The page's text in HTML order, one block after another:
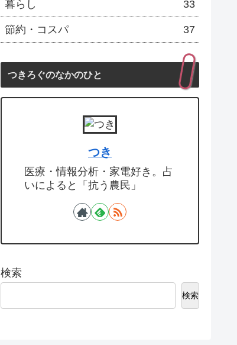
暮らし 33
節約・コスパ 37
つきろぐのなかのひと
つき
医療・情報分析・家電好き。占
いによると「抗う農民」
検索
検索